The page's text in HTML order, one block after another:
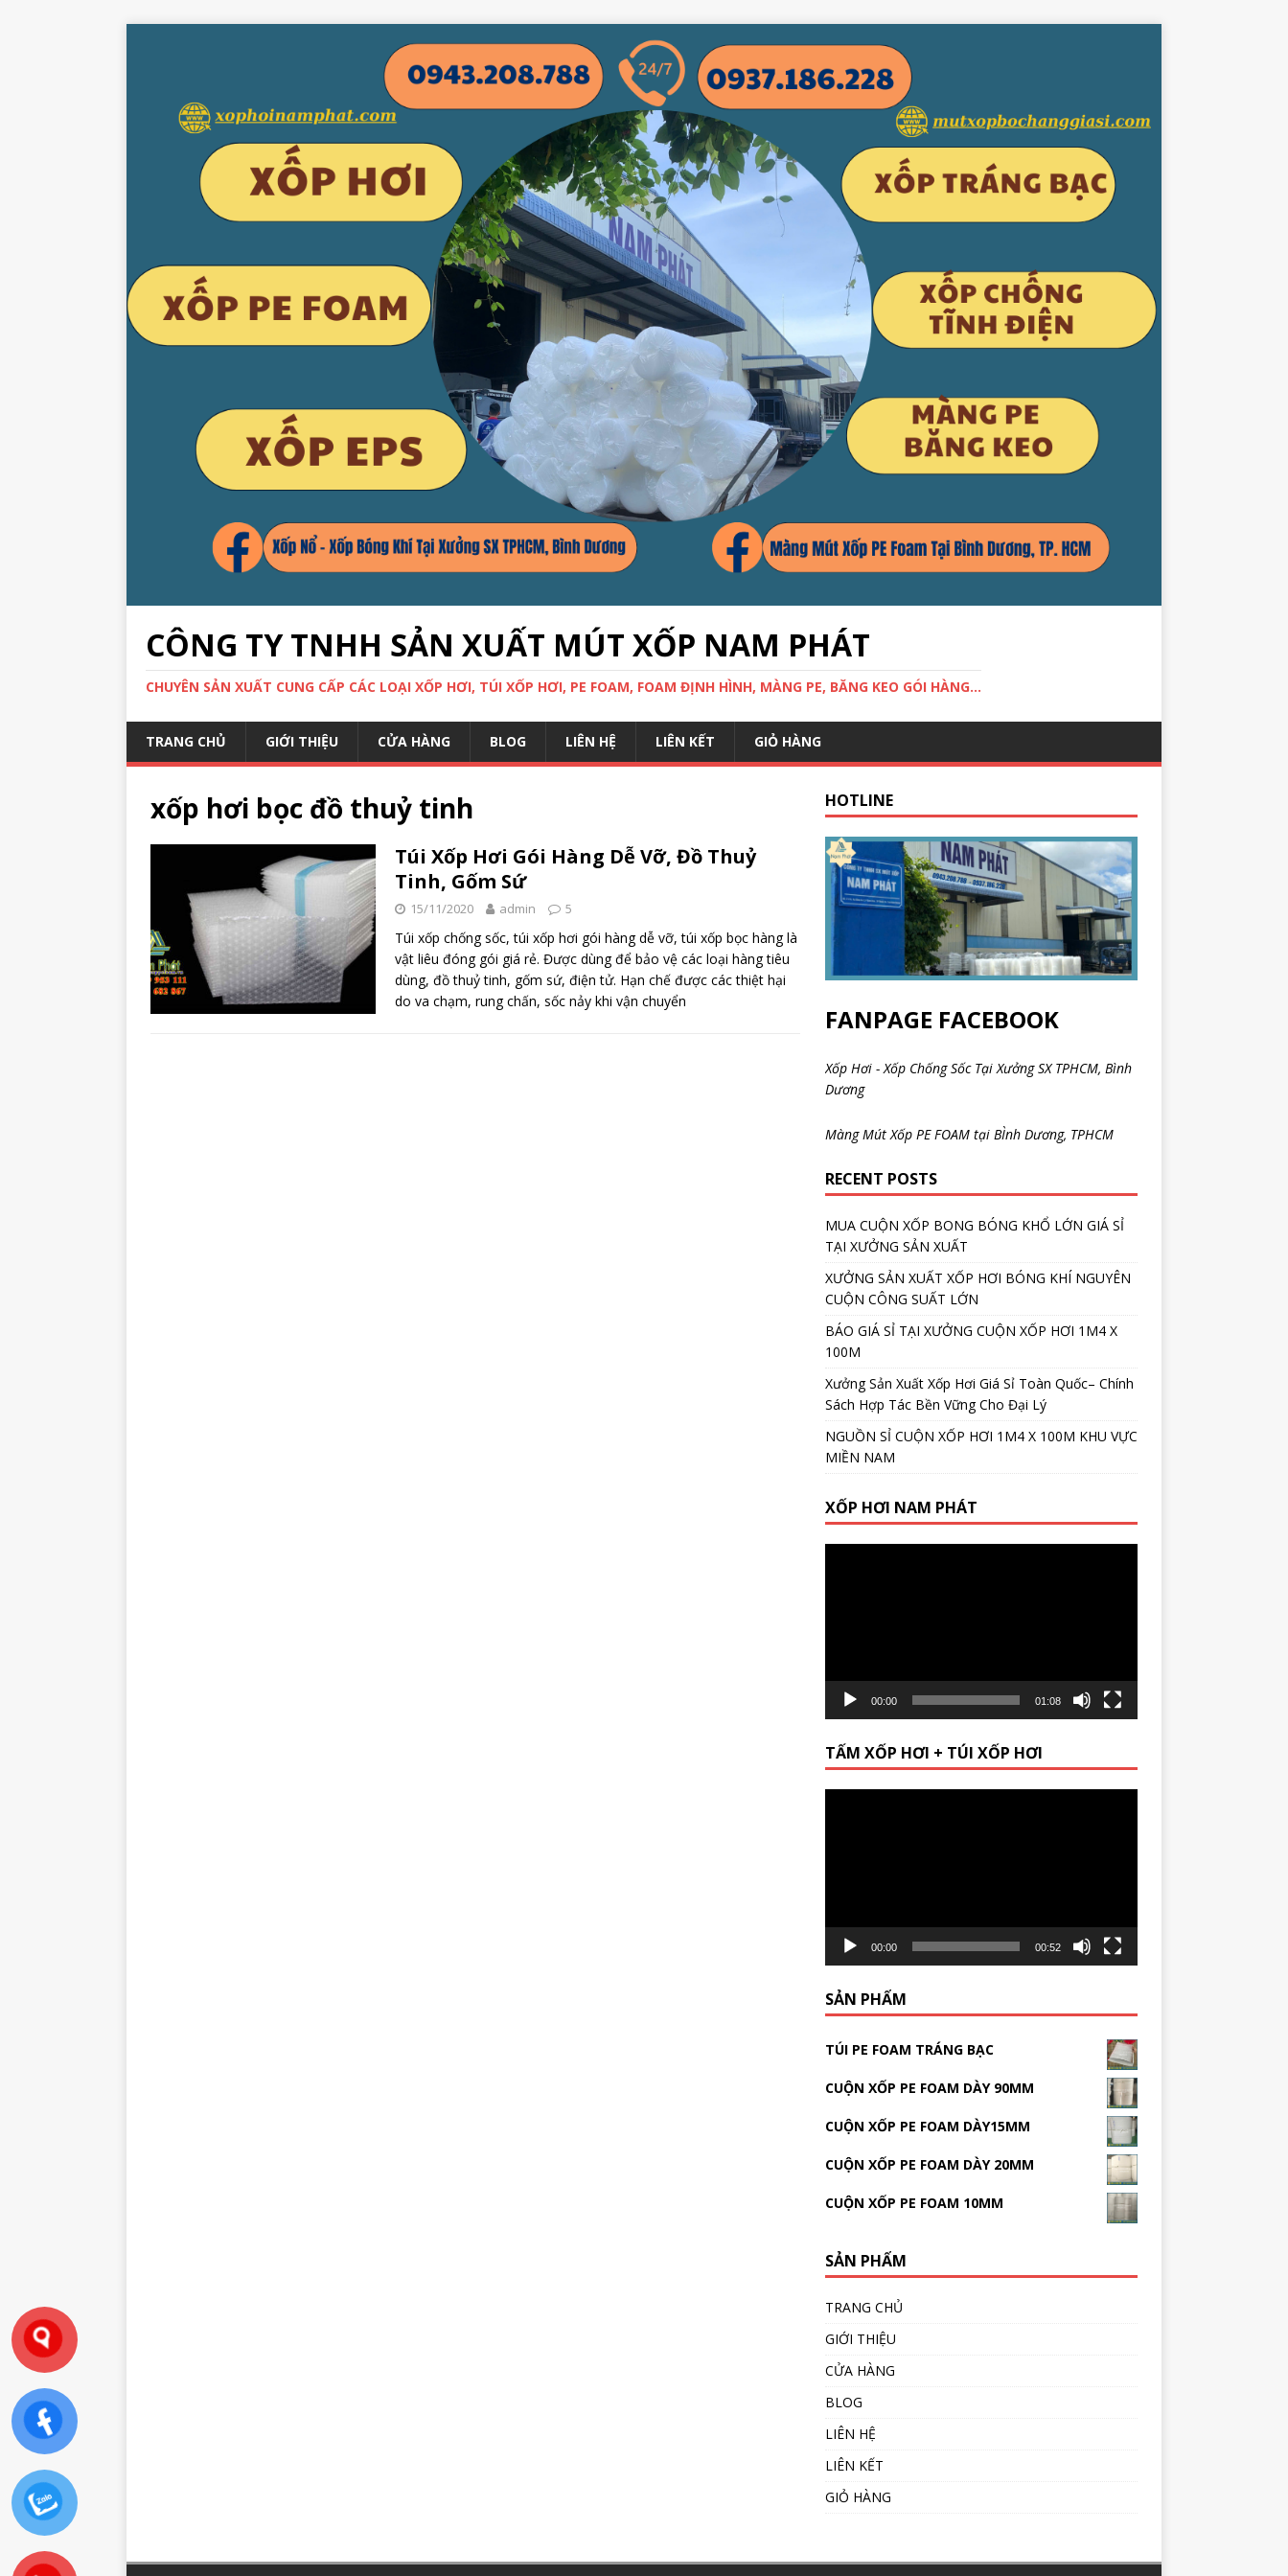
CÔNG TY TNHH SẢN XUẤT MÚT XỐP NAM PHÁT
CHUYÊN SẢN XUẤT CUNG CẤP CÁC LOẠI XỐP HƠI, TÚI XỐP HƠI, PE FOAM, FOAM ĐỊNH HÌNH, MÀNG PE, BĂNG KEO GÓI HÀNG...
TRANG CHỦ GIỚI THIỆU CỬA HÀNG BLOG LIÊN HỆ LIÊN KẾT GIỎ HÀNG
xốp hơi bọc đồ thuỷ tinh
Túi Xốp Hơi Gói Hàng Dễ Vỡ, Đồ Thuỷ
Tinh, Gốm Sứ
15/11/2020 admin 5
Túi xốp chống sốc, túi xốp hơi gói hàng dễ vỡ, túi xốp bọc hàng là
vật liêu đóng gói giá rẻ. Được dùng để bảo vệ các loại hàng tiêu
dùng, đồ thuỷ tinh, gốm sứ, điện tử. Hạn chế được các thiệt hại
do va chạm, rung chấn, sốc nảy khi vận chuyển
HOTLINE
FANPAGE FACEBOOK
Xốp Hơi - Xốp Chống Sốc Tại Xưởng SX TPHCM, Bình
Dương
Màng Mút Xốp PE FOAM tại BÌnh Dương, TPHCM
RECENT POSTS
MUA CUỘN XỐP BONG BÓNG KHỔ LỚN GIÁ SỈ
TẠI XƯỞNG SẢN XUẤT
XƯỞNG SẢN XUẤT XỐP HƠI BÓNG KHÍ NGUYÊN
CUỘN CÔNG SUẤT LỚN
BÁO GIÁ SỈ TẠI XƯỞNG CUỘN XỐP HƠI 1M4 X
100M
Xưởng Sản Xuất Xốp Hơi Giá Sỉ Toàn Quốc– Chính
Sách Hợp Tác Bền Vững Cho Đại Lý
NGUỒN SỈ CUỘN XỐP HƠI 1M4 X 100M KHU VỰC
MIỀN NAM
XỐP HƠI NAM PHÁT
00:00 01:08
TẤM XỐP HƠI + TÚI XỐP HƠI
00:00 00:52
SẢN PHẨM
TÚI PE FOAM TRÁNG BẠC
CUỘN XỐP PE FOAM DÀY 90MM
CUỘN XỐP PE FOAM DÀY15MM
CUỘN XỐP PE FOAM DÀY 20MM
CUỘN XỐP PE FOAM 10MM
SẢN PHẨM
TRANG CHỦ
GIỚI THIỆU
CỬA HÀNG
BLOG
LIÊN HỆ
LIÊN KẾT
GIỎ HÀNG